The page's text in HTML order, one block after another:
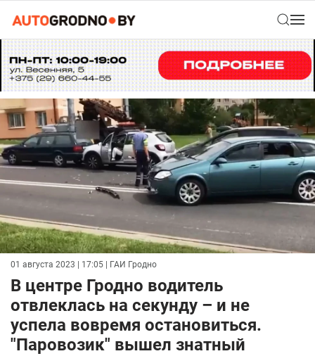
01 августа 2023 | 17:05 | ГАИ Гродно
В центре Гродно водитель
отвлеклась на секунду – и не
успела вовремя остановиться.
"Паровозик" вышел знатный